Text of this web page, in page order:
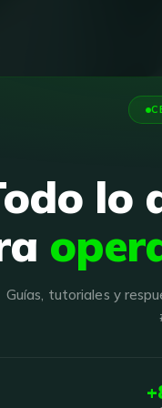
lo
Guías, tutoriales y